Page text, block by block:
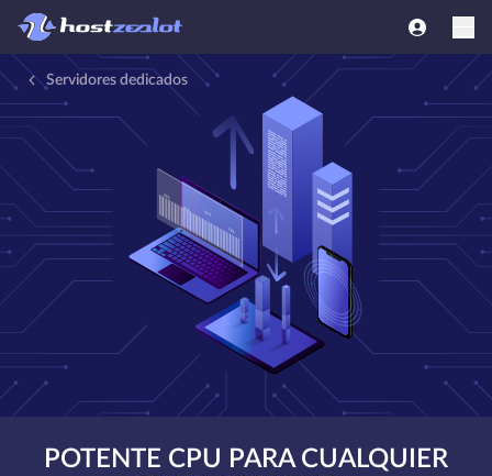
Servidores dedicados
POTENTE CPU PARA CUALQUIER